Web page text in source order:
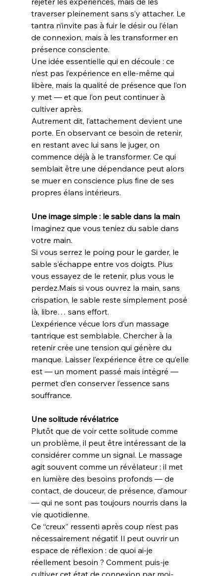
traverser pleinement sans s’y attacher. Le
tantra n’invite pas à fuir le désir ou l’élan
de connexion, mais à les transformer en
présence consciente.
Une idée essentielle qui en découle : ce
n’est pas l’expérience en elle-même qui
libère, mais la qualité de présence que l’on
y met — et que l’on peut continuer à
cultiver après.
Autrement dit, l’attachement devient une
porte. En observant ce besoin de retenir,
en restant avec lui sans le juger, on
commence déjà à le transformer. Ce qui
semblait être une dépendance peut alors
se muer en conscience plus fine de ses
propres élans intérieurs.
Une image simple : le sable dans la main
Imaginez que vous teniez du sable dans
votre main.
Si vous serrez le poing pour le garder, le
sable s’échappe entre vos doigts. Plus
vous essayez de le retenir, plus vous le
perdez.Mais si vous ouvrez la main, sans
crispation, le sable reste simplement posé
là, libre… sans effort.
L’expérience vécue lors d’un massage
tantrique est semblable. Chercher à la
retenir crée une tension qui génère du
manque. Laisser l’expérience être ce qu’elle
est — un moment passé mais intégré —
permet d’en conserver l’essence sans
souffrance.
Une solitude révélatrice
Plutôt que de voir cette solitude comme
un problème, il peut être intéressant de la
considérer comme un signal. Le massage
agit souvent comme un révélateur : il met
en lumière des besoins profonds — de
contact, de douceur, de présence, d’amour
— qui ne sont pas toujours nourris dans la
vie quotidienne.
Ce “creux” ressenti après coup n’est pas
nécessairement négatif. Il peut ouvrir un
espace de réflexion : de quoi ai-je
réellement besoin ? Comment puis-je
cultiver cet état de connexion par moi-